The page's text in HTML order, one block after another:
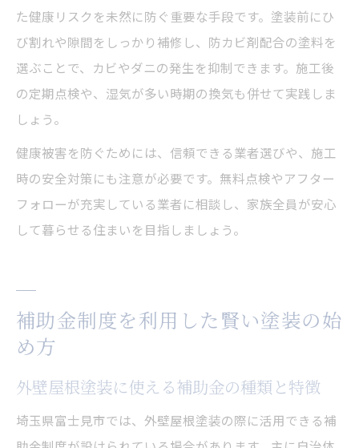
た健康リスクを未然に防ぐ重要な手段です。塗装前にひ
び割れや隙間をしっかり補修し、防カビ剤配合の塗料を
選ぶことで、カビやダニの発生を抑制できます。施工後
の定期点検や、湿気が多い時期の換気も併せて実践しま
しょう。
健康被害を防ぐためには、信頼できる業者選びや、施工
時の安全対策にも注意が必要です。無料点検やアフター
フォローが充実している業者に相談し、家族全員が安心
して暮らせる住まいを目指しましょう。
補助金制度を利用した賢い塗装の始
め方
外壁屋根塗装に使える補助金の種類と特徴
埼玉県富士見市では、外壁屋根塗装の際に活用できる補